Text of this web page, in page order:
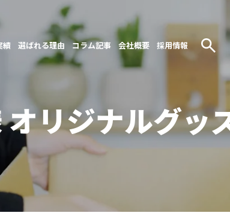
績 選ばれる理由 コラム記事 会社概要 採用情報
リジナルグッ